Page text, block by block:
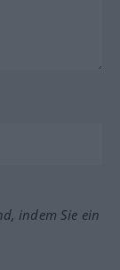
indem Sie ein